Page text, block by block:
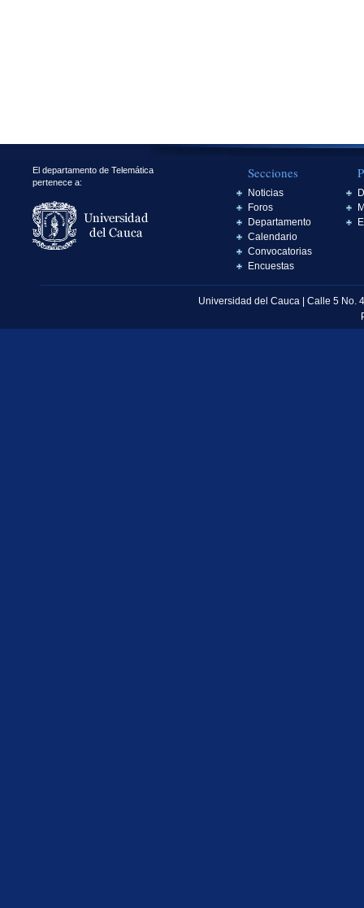
El departamento de Telemática
pertenece a:
Secciones
Noticias
Foros
Departamento
Calendario
Convocatorias
Encuestas
Universidad del Cauca | Calle 5 No.